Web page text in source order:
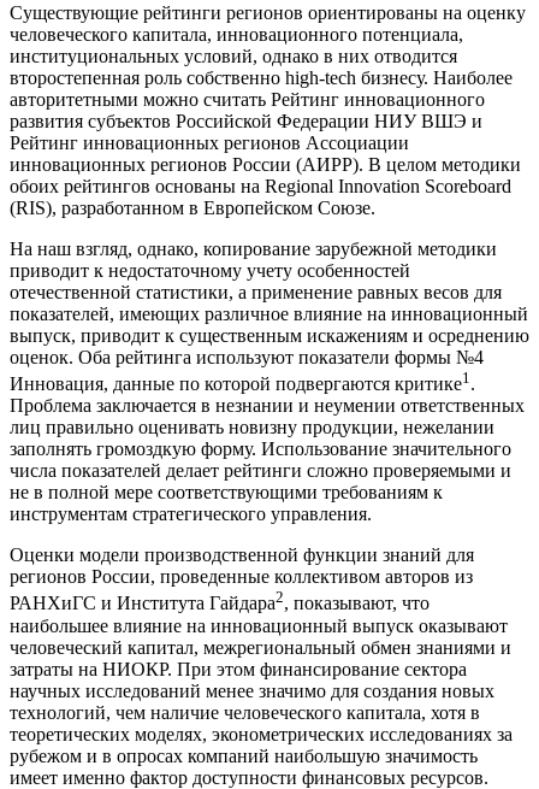
Существующие рейтинги регионов ориентированы на оценку
человеческого капитала, инновационного потенциала,
институциональных условий, однако в них отводится
второстепенная роль собственно high-tech бизнесу. Наиболее
авторитетными можно считать Рейтинг инновационного
развития субъектов Российской Федерации НИУ ВШЭ и
Рейтинг инновационных регионов Ассоциации
инновационных регионов России (АИРР). В целом методики
обоих рейтингов основаны на Regional Innovation Scoreboard
(RIS), разработанном в Европейском Союзе.
На наш взгляд, однако, копирование зарубежной методики
приводит к недостаточному учету особенностей
отечественной статистики, а применение равных весов для
показателей, имеющих различное влияние на инновационный
выпуск, приводит к существенным искажениям и осреднению
оценок. Оба рейтинга используют показатели формы №4
Инновация, данные по которой подвергаются критике1 .
Проблема заключается в незнании и неумении ответственных
лиц правильно оценивать новизну продукции, нежелании
заполнять громоздкую форму. Использование значительного
числа показателей делает рейтинги сложно проверяемыми и
не в полной мере соответствующими требованиям к
инструментам стратегического управления.
Оценки модели производственной функции знаний для
регионов России, проведенные коллективом авторов из
РАНХиГС и Института Гайдара2, показывают, что
наибольшее влияние на инновационный выпуск оказывают
человеческий капитал, межрегиональный обмен знаниями и
затраты на НИОКР. При этом финансирование сектора
научных исследований менее значимо для создания новых
технологий, чем наличие человеческого капитала, хотя в
теоретических моделях, эконометрических исследованиях за
рубежом и в опросах компаний наибольшую значимость
имеет именно фактор доступности финансовых ресурсов.